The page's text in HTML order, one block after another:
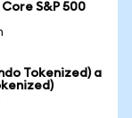
S&P 500
Tokenized) a